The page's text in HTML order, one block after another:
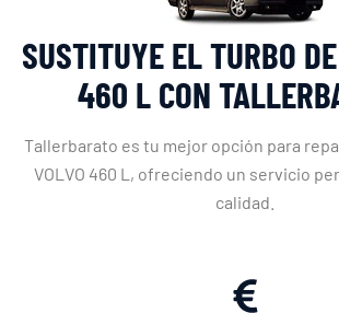
SUSTITUYE EL TURBO
460 L CON
Tallerbarato es tu mejor opción para
VOLVO 460 L, ofreciendo un servicio
calidad.